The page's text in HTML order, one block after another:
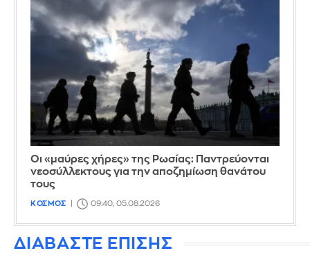
Οι «μαύρες χήρες» της Ρωσίας: Παντρεύονται
νεοσύλλεκτους για την αποζημίωση θανάτου
τους
ΚΟΣΜΟΣ 09:40, 05.08.2026
ΔΙΑΒΑΣΤΕ ΕΠΙΣΗΣ